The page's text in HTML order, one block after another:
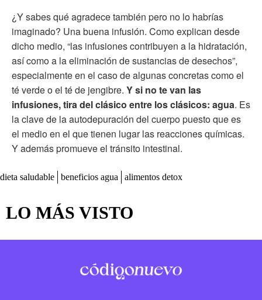
¿Y sabes qué agradece también pero no lo habrías
imaginado? Una buena infusión. Como explican desde
dicho medio, “las infusiones contribuyen a la hidratación,
así como a la eliminación de sustancias de desechos”,
especialmente en el caso de algunas concretas como el
té verde o el té de jengibre. Y si no te van las
infusiones, tira del clásico entre los clásicos: agua. Es
la clave de la autodepuración del cuerpo puesto que es
el medio en el que tienen lugar las reacciones químicas.
Y además promueve el tránsito intestinal.
dieta saludable beneficios agua alimentos detox
LO MÁS VISTO